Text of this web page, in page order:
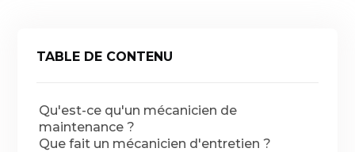
TABLE DE CONTENU
Qu'est-ce qu'un mécanicien de
maintenance ?
Que fait un mécanicien d'entretien ?